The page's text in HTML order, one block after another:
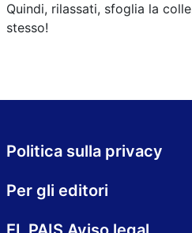
Quindi, rilassati, sfoglia la
stesso!
Politica sulla privacy
Per gli editori